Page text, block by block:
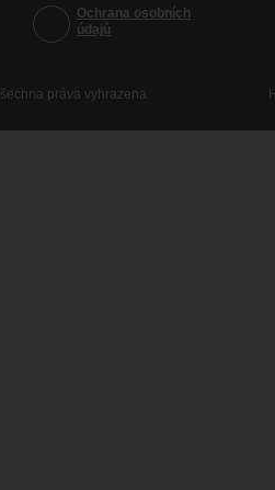
Ochrana osobních
údajů
práva vyhrazena